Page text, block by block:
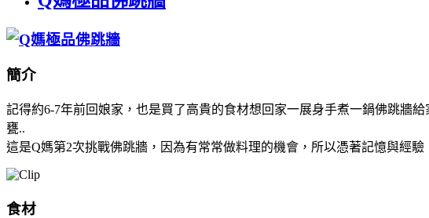
簡介
記得約6-7年前回娘家，也是買了高貴的食材想回家一展身手煮一鍋佛跳牆
甕..
這是Q媽第2次挑戰佛跳牆，因為有常常做料理的機會，所以憑著記憶與經
食材